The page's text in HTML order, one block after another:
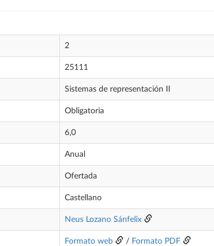
2
25111
Sistemas de representación II
Obligatoria
6,0
Anual
Ofertada
Castellano
Neus Lozano Sánfelix
Formato web / Formato PDF